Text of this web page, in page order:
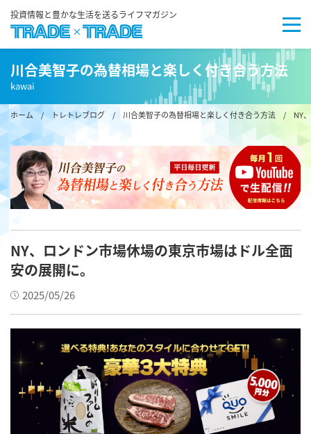
投資情報と豊かな生活を送るライフマガジン
川合美智子の為替相場と楽しく付き合う方法
kawai
ホーム/ トレトレブログ / 川合美智子の為替相場と楽しく付き合う方法 / NY、
NY、ロンドン市場休場の東京市場はドル全面
安の展開に。
2025/05/26